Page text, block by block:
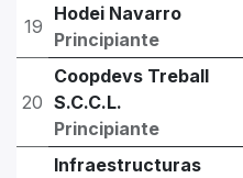
19
Hodei Navarro
Principiante
20
Coopdevs Treball
S.C.C.L.
Principiante
Infraestructuras